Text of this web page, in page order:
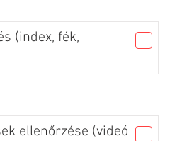
(index, fék,
ellenőrzése (videó